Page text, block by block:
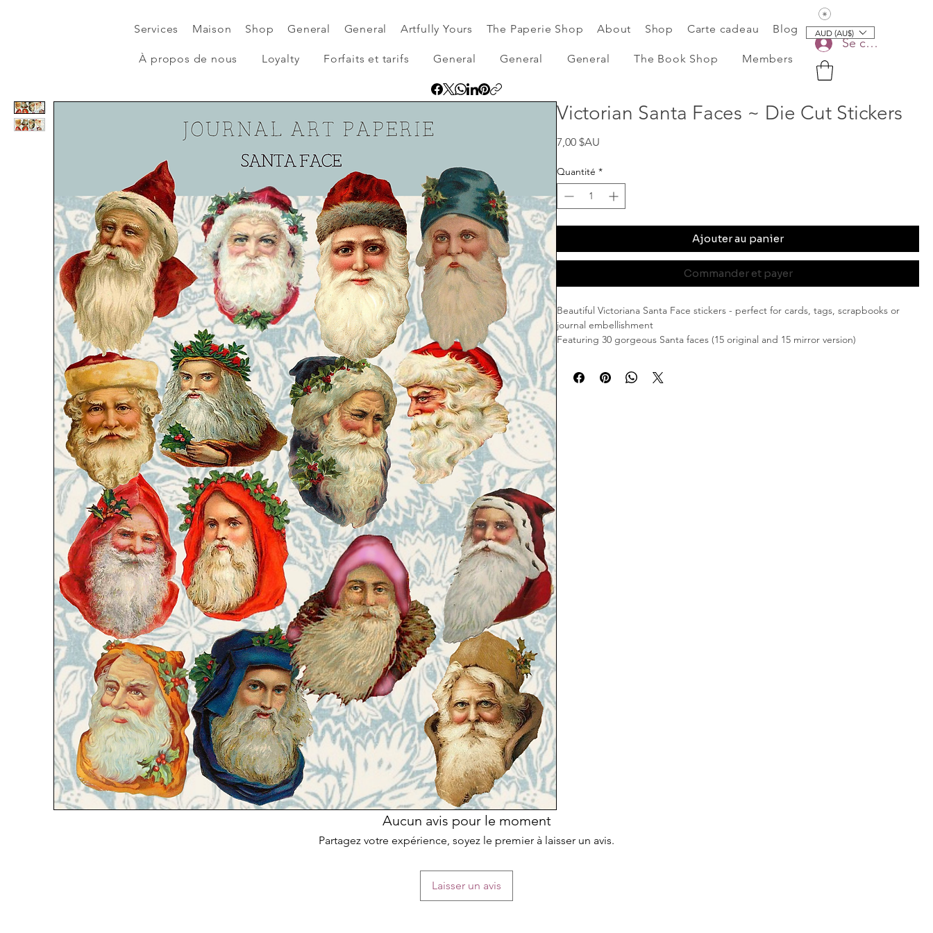
Services Maison Shop General General Artfully Yours The Paperie Shop About Shop Carte cadeau Blog
À propos de nous Loyalty Forfaits et tarifs General General General The Book Shop Members
Se connecter
AUD (AU$)
Victorian Santa Faces ~ Die Cut Stickers
7,00 $AU
Quantité *
Ajouter au panier
Commander et payer
Beautiful Victoriana Santa Face stickers - perfect for cards, tags, scrapbooks or
journal embellishment
Featuring 30 gorgeous Santa faces (15 original and 15 mirror version)
Aucun avis pour le moment
Partagez votre expérience, soyez le premier à laisser un avis.
Laisser un avis